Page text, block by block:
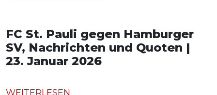
FC St. Pauli gegen Hamburger
SV, Nachrichten und Quoten |
23. Januar 2026
WEITERLESEN